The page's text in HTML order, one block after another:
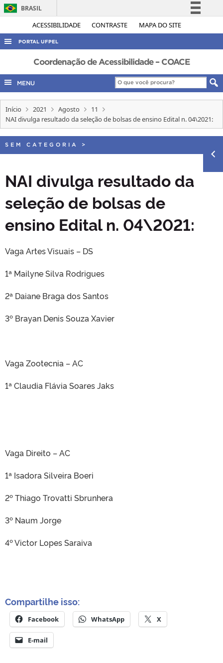
ACESSIBILIDADE CONTRASTE MAPA DO SITE
BRASIL
Simplifique!
Legislação
Canais
PORTAL UFPEL
ACESSO À INFORMAÇÃO
AUDITORIA
COBALTO
CONCURSOS
INTERNACIONAL
PORTARIAS
Coordenação de Acessibilidade – COACE
MENU
Início 2021 Agosto
11
NAI divulga resultado da seleção de bolsas de ensino Edital n. 04\2021:
SEM CATEGORIA >
NAI divulga resultado da
seleção de bolsas de
ensino Edital n. 04\2021:
Vaga Artes Visuais – DS
1ª Mailyne Silva Rodrigues
2ª Daiane Braga dos Santos
3º Brayan Denis Souza Xavier
Vaga Zootecnia – AC
1ª Claudia Flávia Soares Jaks
Vaga Direito – AC
1ª Isadora Silveira Boeri
2º Thiago Trovatti Sbrunhera
3º Naum Jorge
4º Victor Lopes Saraiva
Compartilhe isso:
Facebook WhatsApp X
E-mail